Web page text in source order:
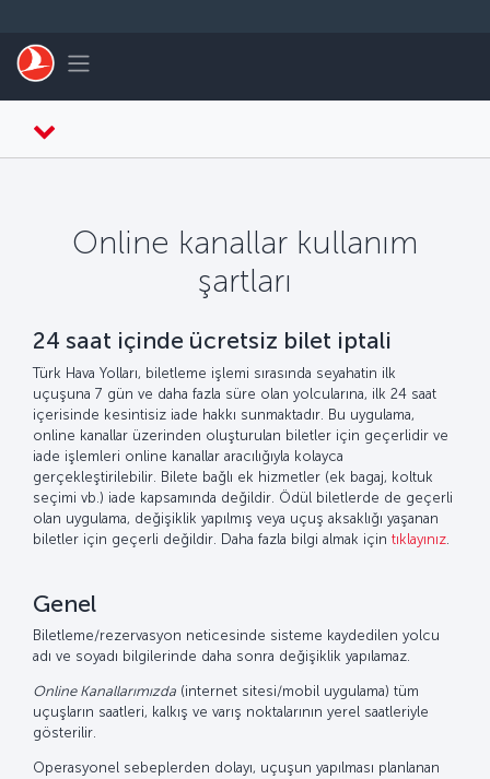
Toggle navigation
Online kanallar kullanım
şartları
24 saat içinde ücretsiz bilet iptali
Türk Hava Yolları, biletleme işlemi sırasında seyahatin ilk
uçuşuna 7 gün ve daha fazla süre olan yolcularına, ilk 24 saat
içerisinde kesintisiz iade hakkı sunmaktadır. Bu uygulama,
online kanallar üzerinden oluşturulan biletler için geçerlidir ve
iade işlemleri online kanallar aracılığıyla kolayca
gerçekleştirilebilir. Bilete bağlı ek hizmetler (ek bagaj, koltuk
seçimi vb.) iade kapsamında değildir. Ödül biletlerde de geçerli
olan uygulama, değişiklik yapılmış veya uçuş aksaklığı yaşanan
biletler için geçerli değildir. Daha fazla bilgi almak için tıklayınız
Genel
Biletleme/rezervasyon neticesinde sisteme kaydedilen yolcu
adı ve soyadı bilgilerinde daha sonra değişiklik yapılamaz.
Online Kanallarımızda (internet sitesi/mobil uygulama) tüm
uçuşların saatleri, kalkış ve varış noktalarının yerel saatleriyle
gösterilir.
Operasyonel sebeplerden dolayı, uçuşun yapılması planlanan